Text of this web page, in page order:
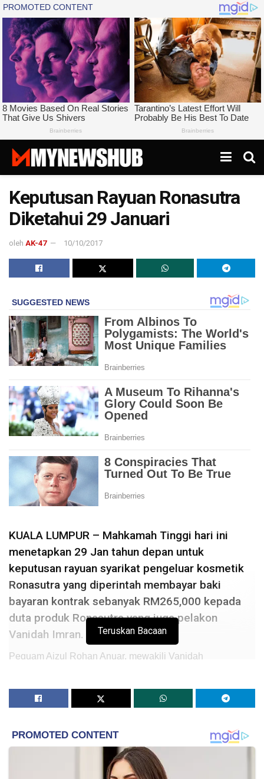
Keputusan Rayuan Ronasutra
Diketahui 29 Januari
oleh AK-47 10/10/2017
KUALA LUMPUR – Mahkamah Tinggi hari ini
menetapkan 29 Jan tahun depan untuk
keputusan rayuan syarikat pengeluar kosmetik
Ronasutra yang diperintah membayar baki
bayaran kontrak sebanyak RM265,000 kepada
duta produk Ronasutra yang juga pelakon
Vanidah Imran.
Peguam Aizul Rohan Anuar, mewakili Vanidah
Datuk Wan Ahmad Farid Wan Salleh menetapkan tarikh itu
di dalam kamarnya ketika pengurusan kes berkenaan hari
Miliyasutra Industries Sdn Bhd.
Aizul Rohan berkata rayuan berhubung tuntutan balas
yang dikemukakan syarikat itu juga akan diketahui pada
Teruskan Bacaan